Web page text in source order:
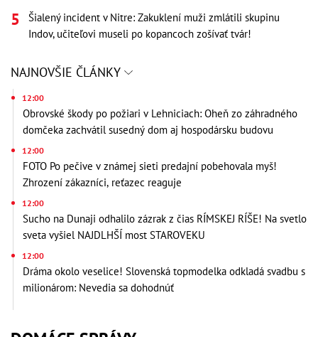
Šialený incident v Nitre: Zakuklení muži zmlátili skupinu
Indov, učiteľovi museli po kopancoch zošívať tvár!
NAJNOVŠIE ČLÁNKY
12:00
Obrovské škody po požiari v Lehniciach: Oheň zo záhradného
domčeka zachvátil susedný dom aj hospodársku budovu
12:00
FOTO Po pečive v známej sieti predajní pobehovala myš!
Zhrození zákazníci, reťazec reaguje
12:00
Sucho na Dunaji odhalilo zázrak z čias RÍMSKEJ RÍŠE! Na svetlo
sveta vyšiel NAJDLHŠÍ most STAROVEKU
12:00
Dráma okolo veselice! Slovenská topmodelka odkladá svadbu s
milionárom: Nevedia sa dohodnúť